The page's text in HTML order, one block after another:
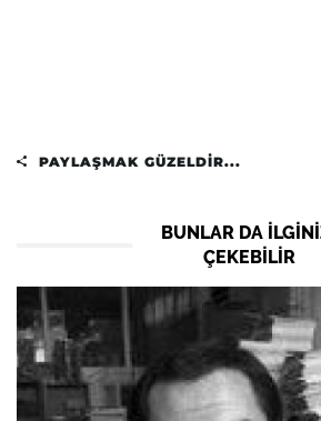
PAYLAŞMAK GÜZELDIR...
BUNLAR DA
ÇEKEBILIR